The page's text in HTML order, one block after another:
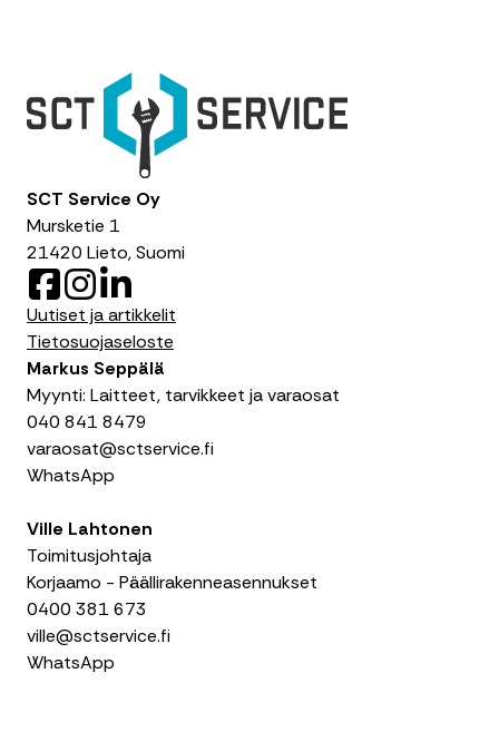
SCT Service Oy
Mursketie 1
21420 Lieto, Suomi
F
a
e
o
k
n
s
t
g
a
m
i
n
k
d
Uutiset ja artikkelit
Tietosuojaseloste
Markus Seppälä
Myynti: Laitteet, tarvikkeet ja varaosat
040 841 8479
varaosat@sctservice.fi
WhatsApp
Ville Lahtonen
Toimitusjohtaja
Korjaamo - Päällirakenneasennukset
0400 381 673
ville@sctservice.fi
WhatsApp